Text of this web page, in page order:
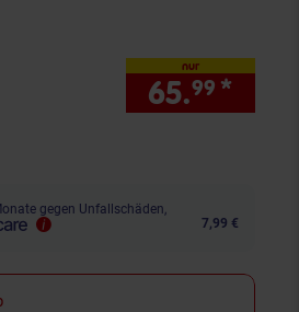
nur
65.99 *
gegen Unfallschäden,
7,99 €